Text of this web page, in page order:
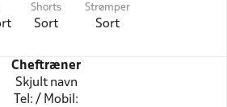
Shorts
Sort
Strømper
Sort
Cheftræner
Skjult navn
Tel: / Mobil: